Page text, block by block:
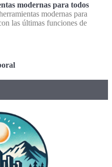
modernas para todos
modernas para
las últimas funciones de